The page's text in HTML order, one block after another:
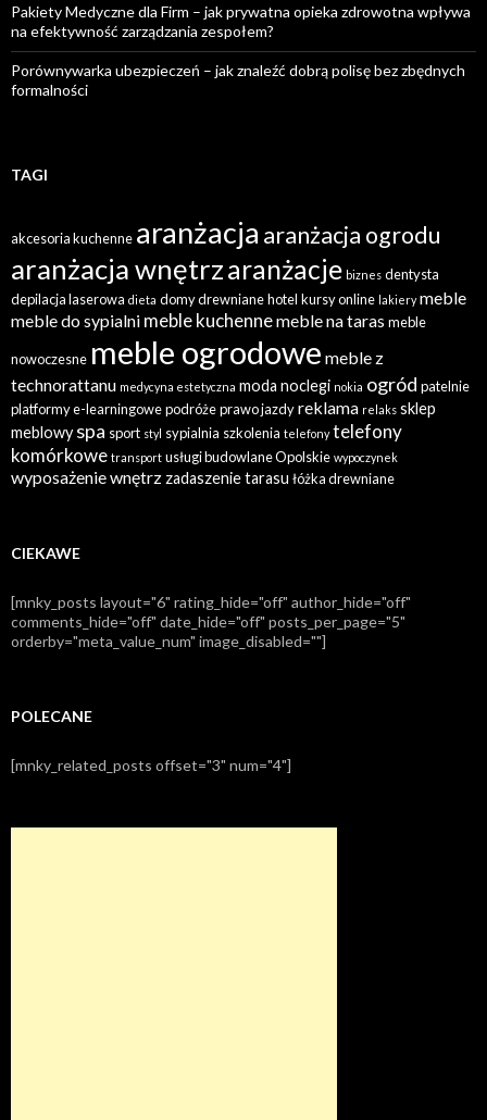
Pakiety Medyczne dla Firm – jak prywatna opieka zdrowotna wpływa
na efektywność zarządzania zespołem?
Porównywarka ubezpieczeń – jak znaleźć dobrą polisę bez zbędnych
formalności
TAGI
akcesoria kuchenne aranżacja aranżacja ogrodu
aranżacja wnętrzaranżacje biznes dentysta
depilacja laserowa dieta domy drewnianehotel kursy online lakiery meble
meble do sypialni meble kuchennemeble na taras meble
nowoczesne meble ogrodowe meble z
technorattanu medycyna estetyczna moda noclegi nokia ogród patelnie
platformy e-learningowepodróżeprawo jazdyreklama relaks sklep
meblowy spa sport styl sypialnia szkolenia telefony telefony
komórkowe transport usługi budowlane Opolskie wypoczynek
wyposażenie wnętrz zadaszenie tarasu łóżka drewniane
CIEKAWE
[mnky_posts layout="6" rating_hide="off" author_hide="off"
comments_hide="off" date_hide="off" posts_per_page="5"
orderby="meta_value_num" image_disabled=""]
POLECANE
[mnky_related_posts offset="3" num="4"]